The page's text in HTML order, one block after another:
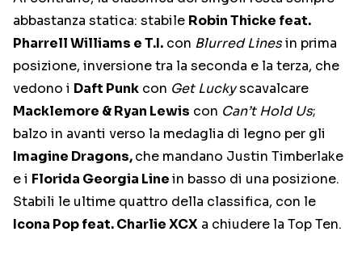
abbastanza statica: stabile Robin Thicke feat.
Pharrell Williams e T.I. con Blurred Linesin prima
posizione, inversione tra la seconda e la terza, che
vedono i Daft Punk con Get Luckyscavalcare
Macklemore & Ryan Lewis con Can’t Hold Us;
balzo in avanti verso la medaglia di legno per gli
Imagine Dragons,che mandano Justin Timberlake
e i Florida Georgia Linein basso di una posizione.
Stabili le ultime quattro della classifica, con le
Icona Pop feat. Charlie XCX a chiudere la Top Ten.